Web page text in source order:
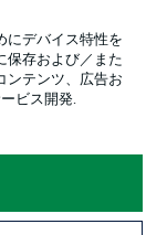
にデバイス特性を
保存および／また
ンテンツ、広告お
ビス開発.